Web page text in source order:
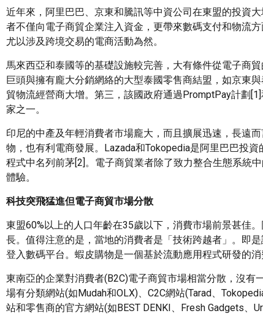
近年來，阿里巴巴、京東和騰訊等中資公司在東盟的投資
者不僅向電子商貿企業注入資金，更帶來數碼支付和物流
尤以涉及跨境交易的電商活動為然。
馬來西亞和泰國等的基礎設施較完善，大有條件從電子商
巨頭與擁有龐大分銷網絡的大型泰國零售商結盟，如京東
貿物流經營商大增。第三，該國政府通過PromptPay計劃
家之一。
印尼的中產及年輕消費者市場龐大，而且擴展迅速，長遠
物，也有利電商發展。Lazada和Tokopedia是阿里巴巴投
程式中名列前茅[2]。電子商貿業者除了致力整合生態系統
體驗。
科技突飛猛進但電子商貿市場分散
東盟60%以上的人口年齡在35歲以下，消費市場前景甚佳
長。值得注意的是，當地的消費者是「技術跨越者」。即
登入數碼平台。蝦皮購物是一個基於流動應用程式研發的
東南亞的企業對消費者(B2C)電子商貿市場相當分散，沒
場有分類網站(如Mudah和OLX)、C2C網站(Tarad、
站和零售商的官方網站(如BEST DENKI、Fresh Gadgets